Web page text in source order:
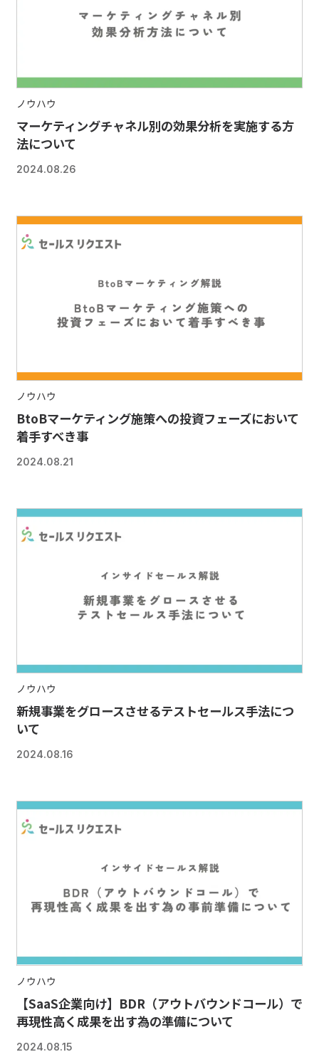
ノウハウ
マーケティングチャネル別の効果分析を実施する方
法について
2024.08.26
ノウハウ
BtoBマーケティング施策への投資フェーズにおいて
着手すべき事
2024.08.21
ノウハウ
新規事業をグロースさせるテストセールス手法につ
いて
2024.08.16
ノウハウ
【SaaS企業向け】BDR（アウトバウンドコール）で
再現性高く成果を出す為の準備について
2024.08.15